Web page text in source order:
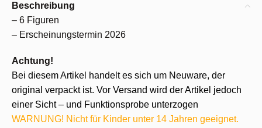
Beschreibung
– 6 Figuren
– Erscheinungstermin 2026
Achtung!
Bei diesem Artikel handelt es sich um Neuware, der
original verpackt ist. Vor Versand wird der Artikel jedoch
einer Sicht – und Funktionsprobe unterzogen
WARNUNG! Nicht für Kinder unter 14 Jahren geeignet.